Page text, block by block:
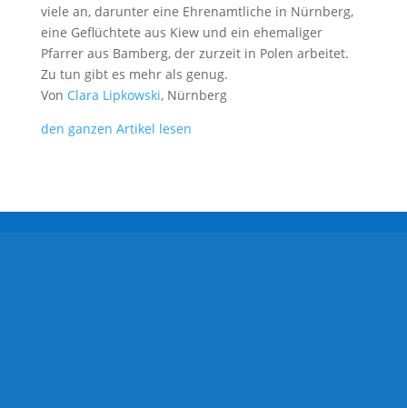
viele an, darunter eine Ehrenamtliche in Nürnberg,
eine Geflüchtete aus Kiew und ein ehemaliger
Pfarrer aus Bamberg, der zurzeit in Polen arbeitet.
Zu tun gibt es mehr als genug.
Von Clara Lipkowski, Nürnberg
den ganzen Artikel lesen